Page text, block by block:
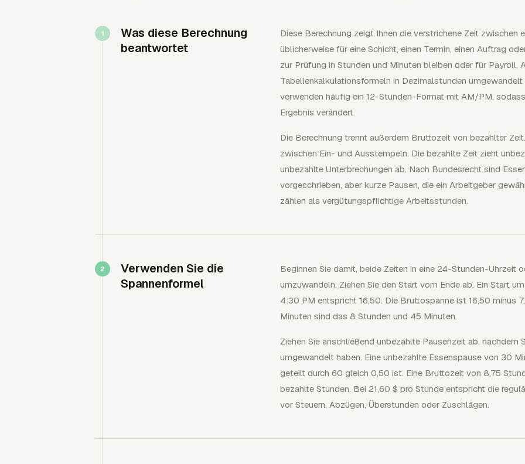
Was diese Berechnung
beantwortet
Diese Berechnung zeigt Ihnen die verstrichene Zeit zwischen
üblicherweise für eine Schicht, einen Termin, einen Auftrag
zur Prüfung in Stunden und Minuten bleiben oder für Payroll,
Tabellenkalkulationsformeln in Dezimalstunden
verwenden häufig ein 12-Stunden-Format mit AM/PM,
Ergebnis verändert.
Die Berechnung trennt außerdem Bruttozeit von bezahlter
zwischen Ein- und Ausstempeln. Die bezahlte Zeit zieht
unbezahlte Unterbrechungen ab. Nach Bundesrecht sind
vorgeschrieben, aber kurze Pausen, die ein Arbeitgeber
zählen als vergütungspflichtige Arbeitsstunden.
Verwenden Sie die
Spannenformel
Beginnen Sie damit, beide Zeiten in eine 24-Stunden-Uhrzeit
umzuwandeln. Ziehen Sie den Start vom Ende ab. Ein Start
4:30 PM entspricht 16,50. Die Bruttospanne ist 16,50 minus
Minuten sind das 8 Stunden und 45 Minuten.
Ziehen Sie anschließend unbezahlte Pausenzeit ab, nachdem
umgewandelt haben. Eine unbezahlte Essenspause von 30
geteilt durch 60 gleich 0,50 ist. Eine Bruttozeit von 8,75
bezahlte Stunden. Bei 21,60 $ pro Stunde entspricht die
vor Steuern, Abzügen, Überstunden oder Zuschlägen.